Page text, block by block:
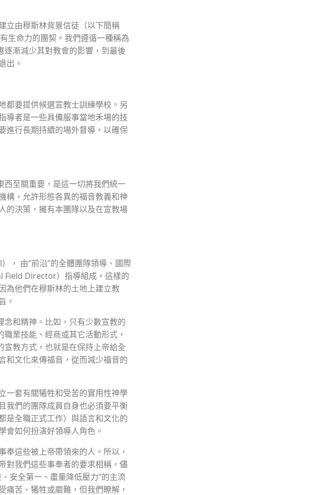
立由穆斯林背景信徒（以下簡稱
生命力的團契。我們遵循一種稱為
逐漸減少其對教會的影響，到最後
出。
都要提供候選宣教士訓練學校。另
導者是一些具備服事當地禾場的技
進行長期持續的場外督導，以確保
至關重要，是這一切將我們統一
構，允許形態各異的福音教義和神
的決策，擁有本團隊以及在宣教場
， 由“前沿”的全體團隊領導、國際
Director）指導組成。這樣的
為他們在穆斯林的土地上建立教
。
念和精神。比如，只有少數宣教的
業技能、經商或其它活動形式，
宣教方式，也就是在保持上帝給全
和文化來傳福音，從而減少福音的
一套有關犧牲和受苦的實用性神學
我們的團隊成員自身也必須要平衡
是全職正式工作）與語言和文化的
會如何扮演好領導人角色。
奉這些被上帝帶領來的人。所以，
對我們這些事奉者的要求相稱，儘
安全第一、盡量降低壓力”的主流
痛苦、犧牲或磨難，但我們瞭解，